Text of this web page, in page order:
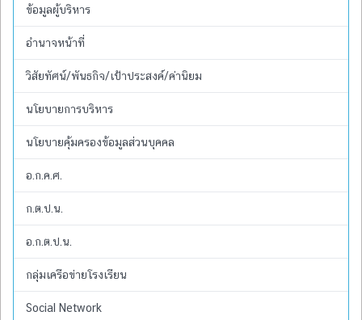
ข้อมูลผู้บริหาร
อำนาจหน้าที่
วิสัยทัศน์/พันธกิจ/เป้าประสงค์/ค่านิยม
นโยบายการบริหาร
นโยบายคุ้มครองข้อมูลส่วนบุคคล
อ.ก.ค.ศ.
ก.ต.ป.น.
อ.ก.ต.ป.น.
กลุ่มเครือข่ายโรงเรียน
Social Network